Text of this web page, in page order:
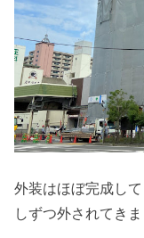
外装はほぼ完成し
しずつ外されてきま